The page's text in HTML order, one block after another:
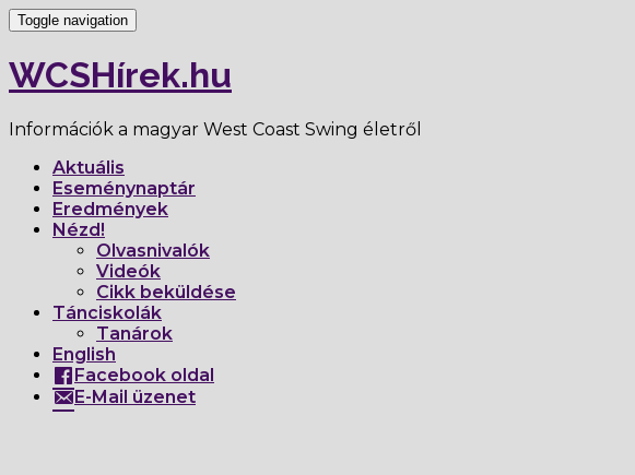
Toggle navigation
WCSHírek.hu
Információk a magyar West Coast Swing életről
Aktuális
Eseménynaptár
Eredmények
Nézd!
Olvasnivalók
Videók
Cikk beküldése
Tánciskolák
Tanárok
English
Facebook oldal
E-Mail üzenet